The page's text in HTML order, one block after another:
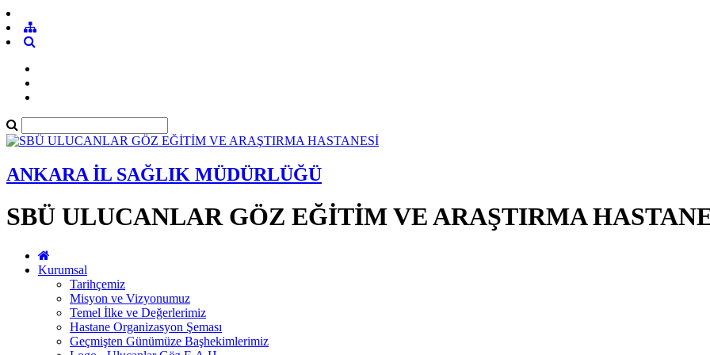
ANKARA İL SAĞLIK MÜDÜRLÜĞÜ
SBÜ ULUCANLAR GÖZ EĞİTİM VE ARAŞTIRMA
Kurumsal
Tarihçemiz
Misyon ve Vizyonumuz
Temel İlke ve Değerlerimiz
Hastane Organizasyon Şeması
Geçmişten Günümüze Başhekimlerimiz